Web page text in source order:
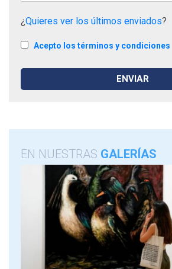
¿Quieres ver los últimos enviados?
Acepto los términos y condiciones
EN NUESTRAS GALERÍAS